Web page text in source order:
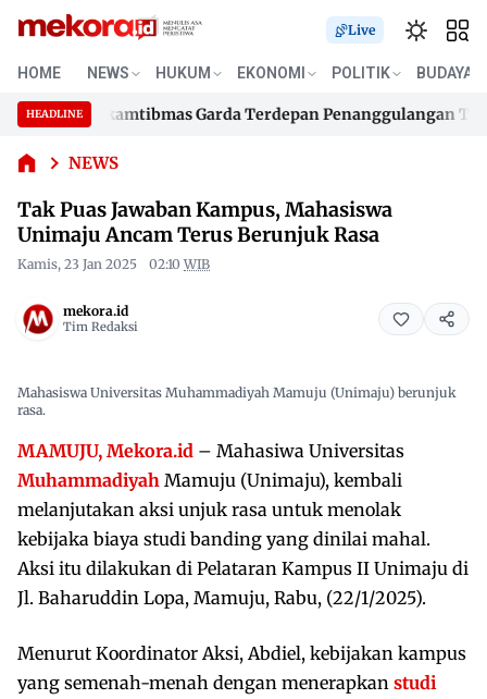
Live
HOME NEWS HUKUM EKONOMI POLITIK BUDAYA
HEADLINE
Bhabinkamtibmas Garda Terdepan Penanggulangan TBC
Bhabinkamtibmas Garda Terdepan Penanggulangan TBC
NEWS
Tak Puas
Kampus,
Unimaju
Terus
Berunjuk
Tak Puas Jawaban Kampus, Mahasiswa
Unimaju Ancam Terus Berunjuk Rasa
Kamis, 23 Jan 2025 02:10 WIB
mekora.id
Tim Redaksi
Mahasiswa Universitas Muhammadiyah Mamuju (Unimaju) berunjuk
rasa.
MAMUJU, Mekora.id – Mahasiwa Universitas
Muhammadiyah Mamuju (Unimaju), kembali
melanjutakan aksi unjuk rasa untuk menolak
kebijaka biaya studi banding yang dinilai mahal.
Aksi itu dilakukan di Pelataran Kampus II Unimaju di
Jl. Baharuddin Lopa, Mamuju, Rabu, (22/1/2025).
Menurut Koordinator Aksi, Abdiel, kebijakan kampus
yang semenah-menah dengan menerapkan studi